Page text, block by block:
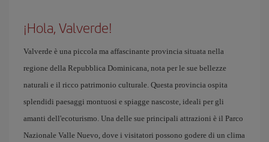
¡Hola, Valverde!
Valverde è una piccola ma affascinante provincia situata nella
regione della Repubblica Dominicana, nota per le sue bellezze
naturali e il ricco patrimonio culturale. Questa provincia ospita
splendidi paesaggi montuosi e spiagge nascoste, ideali per gli
amanti dell'ecoturismo. Una delle sue principali attrazioni è il Parco
Nazionale Valle Nuevo, dove i visitatori possono godere di un clima